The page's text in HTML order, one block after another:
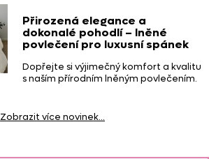
Přirozená elegance a
dokonalé pohodlí – lněné
povlečení pro luxusní spánek
Dopřejte si výjimečný komfort a kvalitu
s naším přírodním lněným povlečením.
Zobrazit více novinek…